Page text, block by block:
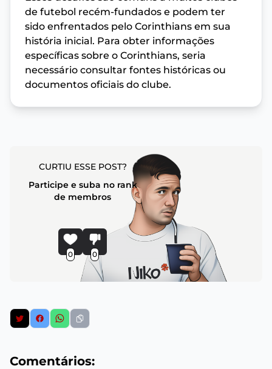
de futebol recém-fundados e podem ter
sido enfrentados pelo Corinthians em sua
história inicial. Para obter informações
específicas sobre o Corinthians, seria
necessário consultar fontes históricas ou
documentos oficiais do clube.
CURTIU ESSE POST?
Participe e suba no rank
de membros
0 0
Comentários: